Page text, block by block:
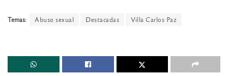
Temas: Abuso sexual Destacadas Villa Carlos Paz